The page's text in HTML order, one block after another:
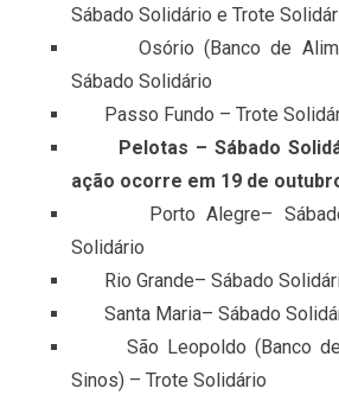
Sábado Solidário e Trote
Osório (Banco de
Sábado Solidário
Passo Fundo – Trote
Pelotas – Sábado
ação ocorre em 19 de
Porto Alegre– Sábado
Solidário
Rio Grande– Sábado
Santa Maria– Sábado
São Leopoldo (Banco de
Sinos) – Trote Solidário